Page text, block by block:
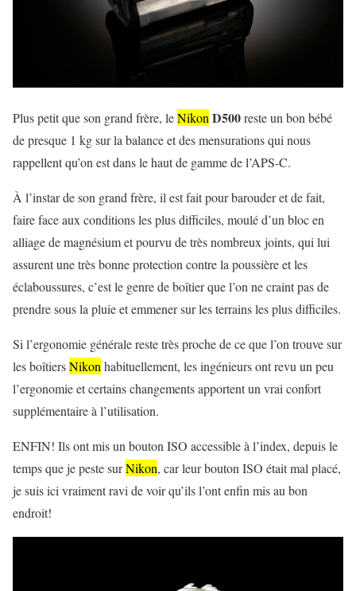
Plus petit que son grand frère, leNikonD500reste un bon bébé
de presque 1 kg sur la balance et des mensurations qui nous
rappellent qu’on est dans le haut de gamme de l’APS-C.
À l’instar de son grand frère, il est fait pour barouder et de fait,
faire face aux conditions les plus difficiles, moulé d’un bloc en
alliage de magnésium et pourvu de très nombreux joints, qui lui
assurent une très bonne protection contre la poussière et les
éclaboussures, c’est le genre de boîtier que l’on ne craint pas de
prendre sous la pluie et emmener sur les terrains les plus difficiles.
Si l’ergonomie générale reste très proche de ce que l’on trouve sur
les boîtiersNikonhabituellement, les ingénieurs ont revu un peu
l’ergonomie et certains changements apportent un vrai confort
supplémentaire à l’utilisation.
ENFIN! Ils ont mis un bouton ISO accessible à l’index, depuis le
temps que je peste surNikon, car leur bouton ISO était mal placé,
je suis ici vraiment ravi de voir qu’ils l’ont enfin mis au bon
endroit!